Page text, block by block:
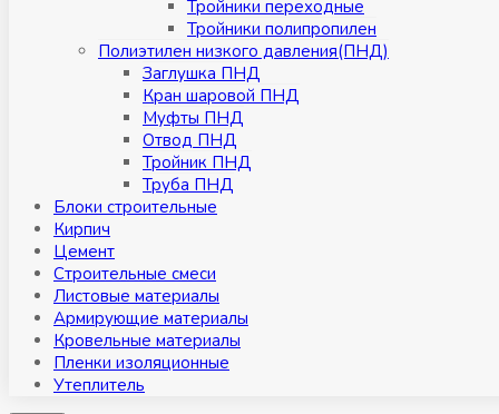
Тройники переходные
Тройники полипропилен
Полиэтилен низкого давления(ПНД)
Заглушка ПНД
Кран шаровой ПНД
Муфты ПНД
Отвод ПНД
Тройник ПНД
Труба ПНД
Блоки строительные
Кирпич
Цемент
Строительные смеси
Листовые материалы
Армирующие материалы
Кровельные материалы
Пленки изоляционные
Утеплитель